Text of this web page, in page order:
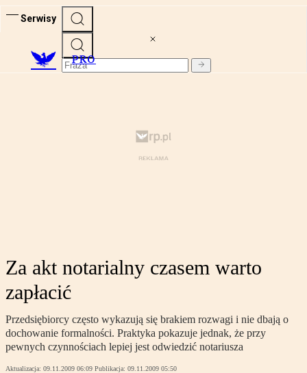
Serwisy
PRO
Za akt notarialny czasem warto
zapłacić
Przedsiębiorcy często wykazują się brakiem rozwagi i nie dbają o
dochowanie formalności. Praktyka pokazuje jednak, że przy
pewnych czynnościach lepiej jest odwiedzić notariusza
Aktualizacja: 09.11.2009 06:09 Publikacja: 09.11.2009 05:50